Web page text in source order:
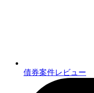
債券案件レビュー